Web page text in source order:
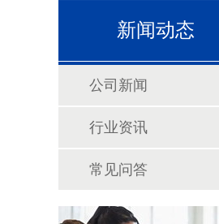
新闻动态
公司新闻
行业资讯
常见问答